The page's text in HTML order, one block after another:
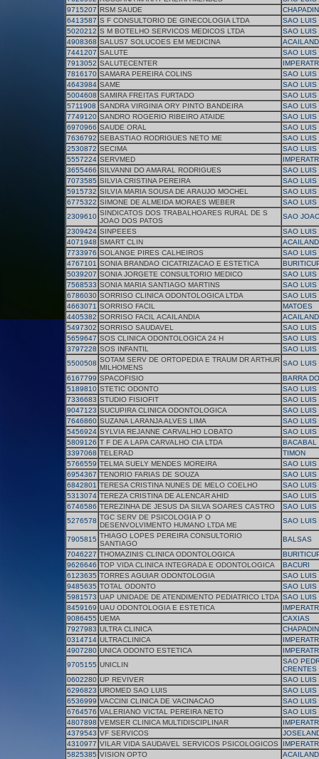
9715207 RSM SAUDE
6413587 S F CONSULTORIO DE GINECOLOGIA LTDA
SAO LUIS
5020212 S M BOTELHO SERVICOS MEDICOS LTDA
SAO LUIS
4908368 SALUS7 SOLUCOES EM MEDICINA
7441207 SALUTE
SAO LUIS
7913052 SALUTECENTER
7816170 SAMARA PEREIRA COLINS
SAO LUIS
4643984 SAME
SAO LUIS
5004608 SAMIRA FREITAS FURTADO
SAO LUIS
5711908 SANDRA VIRGINIA ORY PINTO BANDEIRA
SAO LUIS
7749120 SANDRO ROGERIO RIBEIRO ATAIDE
SAO LUIS
6970966 SAUDE ORAL
SAO LUIS
7636792 SEBASTIAO RODRIGUES NETO ME
SAO LUIS
2530872 SECIMA
SAO LUIS
5557224 SERVMED
3655466 SILVANNI DO AMARAL RODRIGUES
SAO LUIS
7073585 SILVIA CRISTINA PEREIRA
SAO LUIS
5915732 SILVIA MARIA SOUSA DE ARAUJO MOCHEL
SAO LUIS
6775322 SIMONE DE ALMEIDA MORAES WEBER
SAO LUIS
2309610 SINDICATOS DOS TRABALHOARES RURAL DE S
JOAO DOS PATOS
SAO
2309424 SINPEEES
SAO LUIS
4071948 SMART CLIN
7733976 SOLANGE PIRES CALHEIROS
SAO LUIS
4767101 SONIA BRANDAO CICATRIZACAO E ESTETICA
5039207 SONIA JORGETE CONSULTORIO MEDICO
SAO LUIS
7568533 SONIA MARIA SANTIAGO MARTINS
SAO LUIS
6786030 SORRISO CLINICA ODONTOLOGICA LTDA
SAO LUIS
4663071 SORRISO FACIL
MATOES
4405382 SORRISO FACIL ACAILANDIA
5497302 SORRISO SAUDAVEL
SAO LUIS
5659647 SOS CLINICA ODONTOLOGICA 24 H
SAO LUIS
3797228 SOS INFANTIL
SAO LUIS
5500508 SOTAM SERV DE ORTOPEDIA E TRAUM DR ARTHUR
MILHOMENS
SAO LUIS
6167799 SPACOFISIO
BARRA
5189810 STETIC ODONTO
SAO LUIS
7336683 STUDIO FISIOFIT
SAO LUIS
9047123 SUCUPIRA CLINICA ODONTOLOGICA
SAO LUIS
7646860 SUZANA LARANJA ALVES LIMA
SAO LUIS
5456924 SYLVIA REJANNE CARVALHO LOBATO
SAO LUIS
5809126 T F DE A LAPA CARVALHO CIA LTDA
BACABAL
3397068 TELERAD
TIMON
5766559 TELMA SUELY MENDES MOREIRA
SAO LUIS
6954367 TENORIO FARIAS DE SOUZA
SAO LUIS
6842801 TERESA CRISTINA NUNES DE MELO COELHO
SAO LUIS
5313074 TEREZA CRISTINA DE ALENCAR AHID
SAO LUIS
6746586 TEREZINHA DE JESUS DA SILVA SOARES CASTRO
SAO LUIS
5276578 TGC SERV DE PSICOLOGIA P O
DESENVOLVIMENTO HUMANO LTDA ME
SAO LUIS
7905815 THIAGO LOPES PEREIRA CONSULTORIO
SANTIAGO
BALSAS
7046227 THOMAZINIS CLINICA ODONTOLOGICA
9626646 TOP VIDA CLINICA INTEGRADA E ODONTOLOGICA
BACURI
6123635 TORRES AGUIAR ODONTOLOGIA
SAO LUIS
9485635 TOTAL ODONTO
SAO LUIS
5981573 UAP UNIDADE DE ATENDIMENTO PEDIATRICO LTDA SAO LUIS
8459169 UAU ODONTOLOGIA E ESTETICA
9086455 UEMA
CAXIAS
7927983 ULTRA CLINICA
0314714 ULTRACLINICA
4907280 UNICA ODONTO ESTETICA
9705155 UNICLIN
SAO
CRENTES
0602280 UP REVIVER
SAO LUIS
6296823 UROMED SAO LUIS
SAO LUIS
6536999 VACCINI CLINICA DE VACINACAO
SAO LUIS
6764576 VALERIANO VICTAL PEREIRA NETO
SAO LUIS
4807898 VEMSER CLINICA MULTIDISCIPLINAR
4379543 VF SERVICOS
4310977 VILAR VIDA SAUDAVEL SERVICOS PSICOLOGICOS
5825385 VISION OPTO